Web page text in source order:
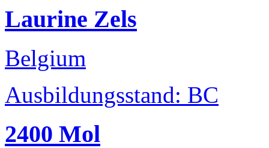
Laurine Zels
Belgium
Ausbildungsstand: BC
2400 Mol